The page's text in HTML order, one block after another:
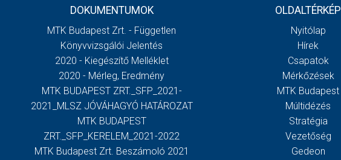
DOKUMENTUMOK
MTK Budapest Zrt. - Független
Könyvvizsgálói Jelentés
2020 - Kiegészítő Melléklet
2020 - Mérleg, Eredmény
MTK BUDAPEST ZRT._SFP_2021-
2021_MLSZ JÓVÁHAGYÓ HATÁROZAT
MTK BUDAPEST
ZRT._SFP_KERELEM_2021-2022
MTK Budapest Zrt. Beszámoló 2021
OLDALTÉRKÉP
Nyitólap
Hírek
Csapatok
Mérkőzések
MTK Budapest
Múltidézés
Stratégia
Vezetőség
Gedeon